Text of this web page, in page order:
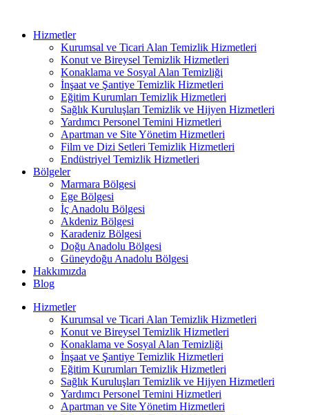
Hizmetler
Kurumsal ve Ticari Alan Temizlik Hizmetleri
Konut ve Bireysel Temizlik Hizmetleri
Konaklama ve Sosyal Alan Temizliği
İnşaat ve Şantiye Temizlik Hizmetleri
Eğitim Kurumları Temizlik Hizmetleri
Sağlık Kuruluşları Temizlik ve Hijyen Hizmetleri
Yardımcı Personel Temini Hizmetleri
Apartman ve Site Yönetim Hizmetleri
Film ve Dizi Setleri Temizlik Hizmetleri
Endüstriyel Temizlik Hizmetleri
Bölgeler
Marmara Bölgesi
Ege Bölgesi
İç Anadolu Bölgesi
Akdeniz Bölgesi
Karadeniz Bölgesi
Doğu Anadolu Bölgesi
Güneydoğu Anadolu Bölgesi
Hakkımızda
Blog
Hizmetler
Kurumsal ve Ticari Alan Temizlik Hizmetleri
Konut ve Bireysel Temizlik Hizmetleri
Konaklama ve Sosyal Alan Temizliği
İnşaat ve Şantiye Temizlik Hizmetleri
Eğitim Kurumları Temizlik Hizmetleri
Sağlık Kuruluşları Temizlik ve Hijyen Hizmetleri
Yardımcı Personel Temini Hizmetleri
Apartman ve Site Yönetim Hizmetleri